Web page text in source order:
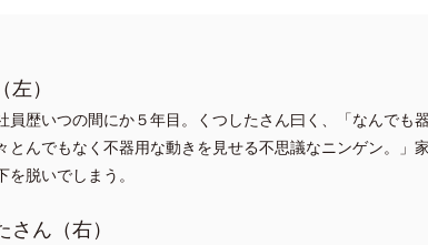
）
員歴いつの間にか５年目。くつしたさん曰く、「なんでも
とんでもなく不器用な動きを見せる不思議なニンゲン。」
を脱いでしまう。
さん（右）